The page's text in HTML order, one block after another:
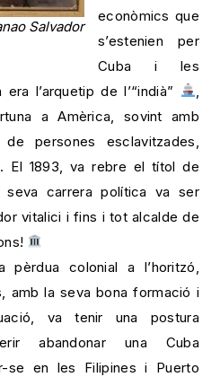
Salvador
econòmics que
s’estenien per
Cuba i les
l’arquetip de l’“indià”
a Amèrica, sovint amb
persones esclavitzades,
El 1893, va rebre el títol de
seva carrera política va ser
vitalici i fins i tot alcalde de
colonial a l’horitzó,
amb la seva bona formació i
va tenir una postura
abandonar una Cuba
se en les Filipines i Puerto